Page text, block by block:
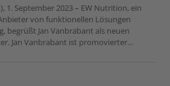
1. September 2023 – EW Nutrition, ein
von funktionellen Lösungen
begrüßt Jan Vanbrabant als neuen
Jan Vanbrabant ist promovierter…